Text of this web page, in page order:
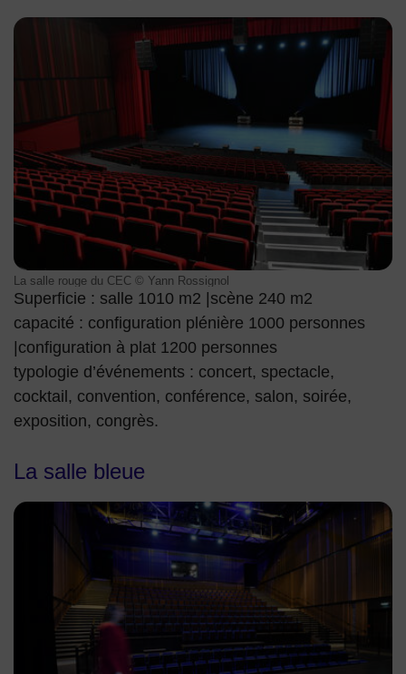
CEC_SALLE ROUGE1.JPG La salle rouge du CEC © Yann
La salle rouge du CEC © Yann Rossignol
Superficie : salle 1010 m2 |scène 240 m2
capacité : configuration plénière 1000 personnes
|configuration à plat 1200 personnes
typologie d’événements : concert, spectacle,
cocktail, convention, conférence, salon, soirée,
exposition, congrès.
La salle bleue
CENTRE EVENEMENTIEL SALLE BLEUE COURBEVOIE